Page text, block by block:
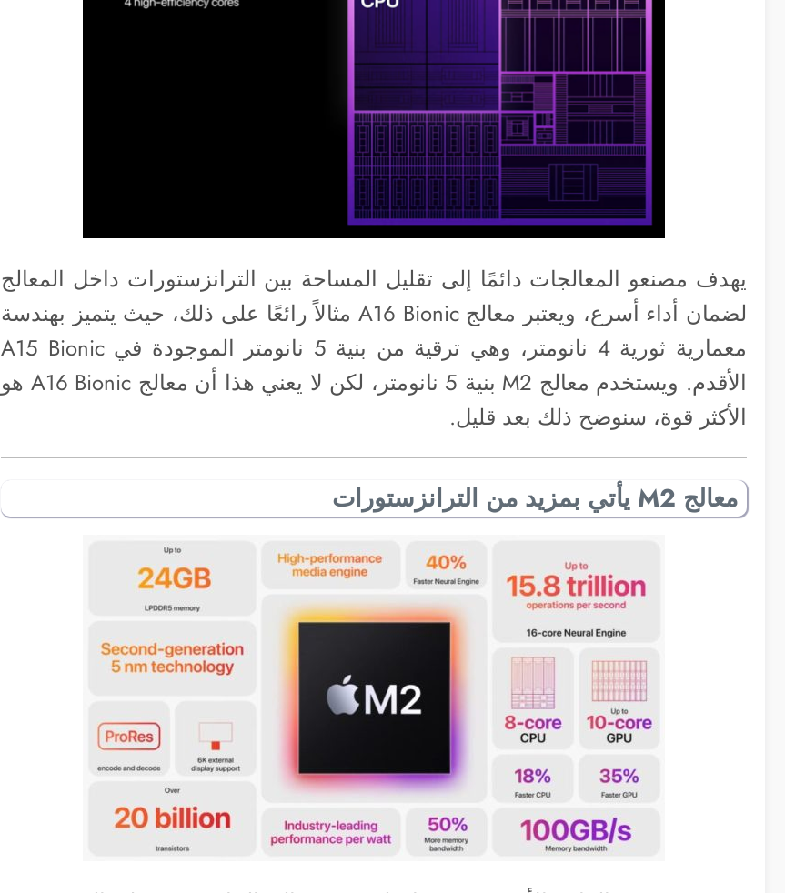
يهدف مصنعو المعالجات دائمًا إلى تقليل المساحة بين الترانزستورات داخل المعالج
لضمان أداء أسرع، ويعتبر معالج A16 Bionic مثالاً رائعًا على ذلك، حيث يتميز بهندسة
معمارية ثورية 4 نانومتر، وهي ترقية من بنية 5 نانومتر الموجودة في A15 Bionic
الأقدم. ويستخدم معالج M2 بنية 5 نانومتر، لكن لا يعني هذا أن معالج A16 Bionic هو
الأكثر قوة، سنوضح ذلك بعد قليل.
معالج M2 يأتي بمزيد من الترانزستورات